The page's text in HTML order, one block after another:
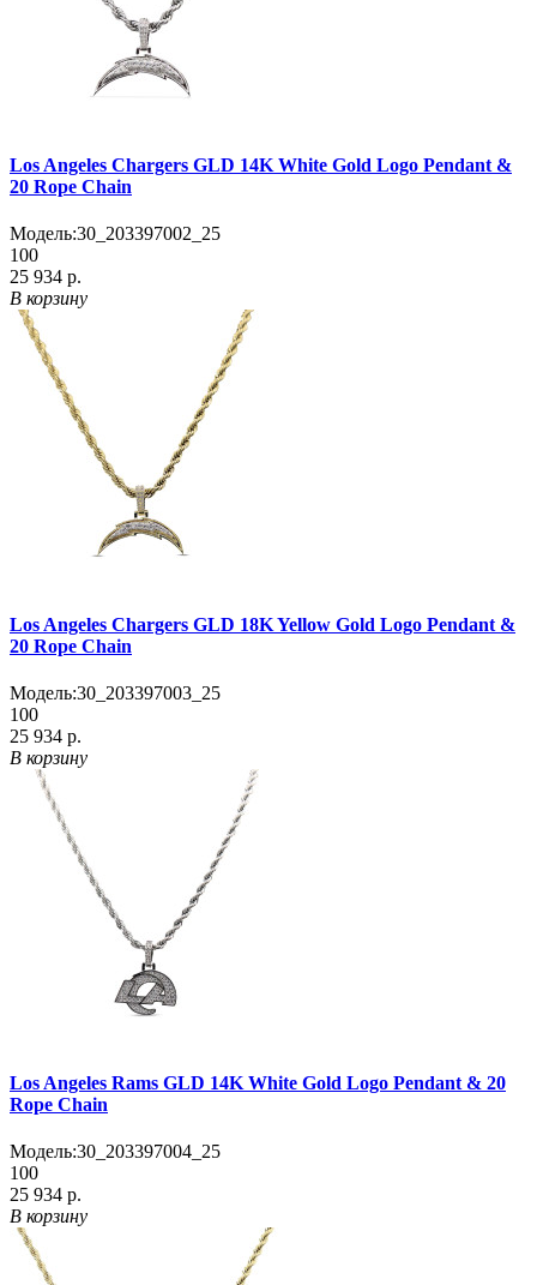
Los Angeles Chargers GLD 14K White Gold Logo Pendant &
20 Rope Chain
Модель:30_203397002_25
100
25 934 р.
В корзину
Los Angeles Chargers GLD 18K Yellow Gold Logo Pendant &
20 Rope Chain
Модель:30_203397003_25
100
25 934 р.
В корзину
Los Angeles Rams GLD 14K White Gold Logo Pendant & 20
Rope Chain
Модель:30_203397004_25
100
25 934 р.
В корзину